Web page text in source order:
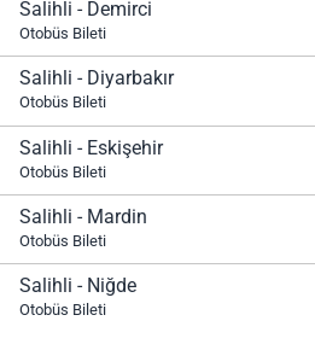
Salihli - Demirci
Otobüs Bileti
Salihli - Diyarbakır
Otobüs Bileti
Salihli - Eskişehir
Otobüs Bileti
Salihli - Mardin
Otobüs Bileti
Salihli - Niğde
Otobüs Bileti